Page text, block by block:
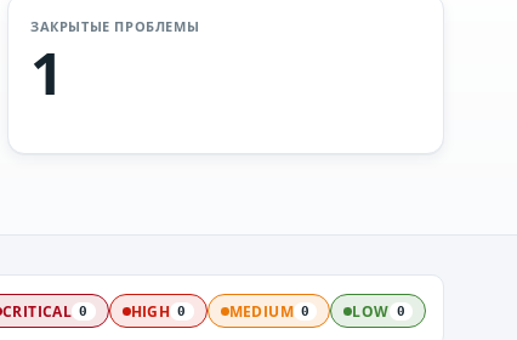
ЗАКРЫТЫЕ ПРОБЛЕМЫ
1
CRITICAL 0 HIGH 0 MEDIUM 0 LOW 0